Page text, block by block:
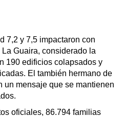
7,2 y 7,5 impactaron con
Guaira, considerado la
190 edificios colapsados y
El también hermano de
un mensaje que se mantienen
oficiales, 86.794 familias